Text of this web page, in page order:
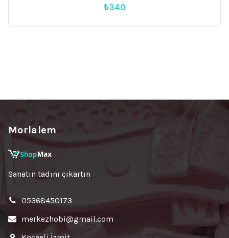
₺340
Morlalem
Sanatın tadını çıkartın
05368450173
merkezhobi@gmail.com